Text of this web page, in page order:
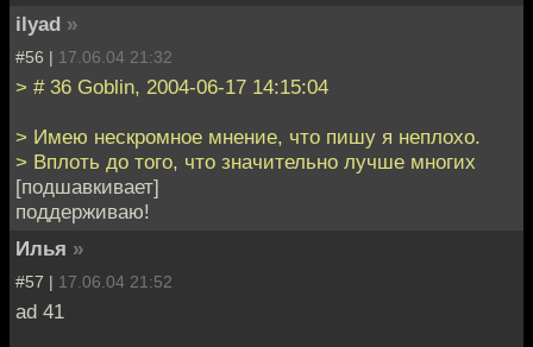
ilyad »
#56 | 17.06.04 21:32
> # 36 Goblin, 2004-06-17 14:15:04
> Имею нескромное мнение, что пишу я неплохо.
> Вплоть до того, что значительно лучше многих
[подшавкивает]
поддерживаю!
Илья »
#57 | 17.06.04 21:52
ad 41